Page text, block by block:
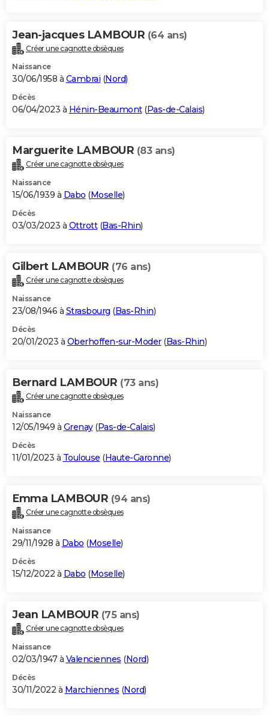
Jean-jacques LAMBOUR (64 ans)
Créer une cagnotte obsèques
Naissance
30/06/1958 à Cambrai (Nord)
Décès
06/04/2023 à Hénin-Beaumont(Pas-de-Calais)
Marguerite LAMBOUR (83 ans)
Créer une cagnotte obsèques
Naissance
15/06/1939 à Dabo (Moselle)
Décès
03/03/2023 à Ottrott(Bas-Rhin)
Gilbert LAMBOUR (76 ans)
Créer une cagnotte obsèques
Naissance
23/08/1946 à Strasbourg (Bas-Rhin)
Décès
20/01/2023 à Oberhoffen-sur-Moder(Bas-Rhin)
Bernard LAMBOUR (73 ans)
Créer une cagnotte obsèques
Naissance
12/05/1949 à Grenay(Pas-de-Calais)
Décès
11/01/2023 à Toulouse (Haute-Garonne)
Emma LAMBOUR (94 ans)
Créer une cagnotte obsèques
Naissance
29/11/1928 à Dabo (Moselle)
Décès
15/12/2022 à Dabo (Moselle)
Jean LAMBOUR (75 ans)
Créer une cagnotte obsèques
Naissance
02/03/1947 à Valenciennes (Nord)
Décès
30/11/2022 à Marchiennes (Nord)